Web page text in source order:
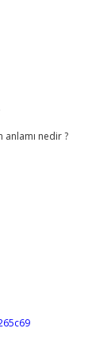
nedir ?